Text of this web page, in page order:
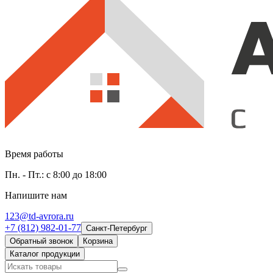
Время работы
Пн. - Пт.: с 8:00 до 18:00
Напишите нам
123@td-avrora.ru
+7 (812) 982-01-77 Санкт-Петербург
Обратный звонок
Корзина
Каталог продукции